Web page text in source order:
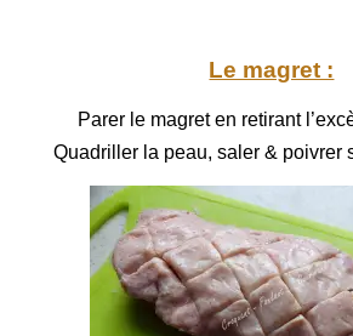
Le magret :
Parer le magret en retirant
Quadriller la peau, saler & poivrer